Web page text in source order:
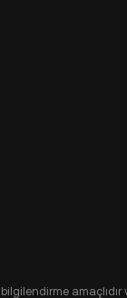
bilgilendirme